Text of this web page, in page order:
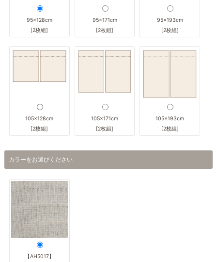
95×128cm
[2枚組]
95×171cm
[2枚組]
95×193cm
[2枚組]
105×128cm
[2枚組]
105×171cm
[2枚組]
105×193cm
[2枚組]
カラーをお選びください
【AH5017】